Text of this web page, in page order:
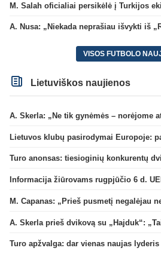
M. Salah oficialiai persikėlė į Turkijos
A. Nusa: „Niekada neprašiau išvykti iš
VISOS FUTBOLO
Lietuviškos naujienos
A. Skerla: „Ne tik gynėmės – norėjome
Turo anonsas: tiesioginių konkurentų
Informacija žiūrovams rugpjūčio 6 d.
Turo apžvalga: dar vienas naujas lyderis